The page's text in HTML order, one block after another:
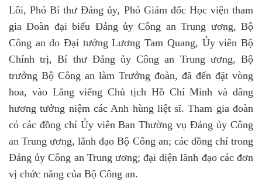
Lôi, Phó Bí thư Đảng ủy, Phó Giám đốc Học viện tham
gia Đoàn đại biểu Đảng ủy Công an Trung ương, Bộ
Công an do Đại tướng Lương Tam Quang, Ủy viên Bộ
Chính trị, Bí thư Đảng ủy Công an Trung ương, Bộ
trưởng Bộ Công an làm Trưởng đoàn, đã đến đặt vòng
hoa, vào Lăng viếng Chủ tịch Hồ Chí Minh và dâng
hương tưởng niệm các Anh hùng liệt sĩ. Tham gia đoàn
có các đồng chí Ủy viên Ban Thường vụ Đảng ủy Công
an Trung ương, lãnh đạo Bộ Công an; các đồng chí trong
Đảng ủy Công an Trung ương; đại diện lãnh đạo các đơn
vị chức năng của Bộ Công an.